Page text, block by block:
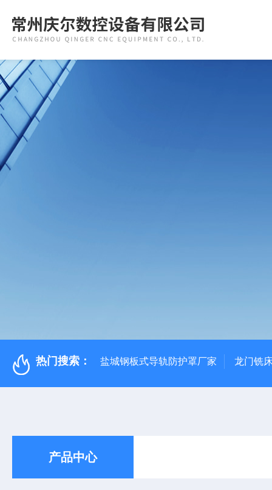
热门搜索： 盐城钢板式导轨防护罩厂家 龙门铣
产品中心